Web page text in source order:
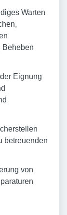
Warten
Beheben
Eignung
betreuenden
von